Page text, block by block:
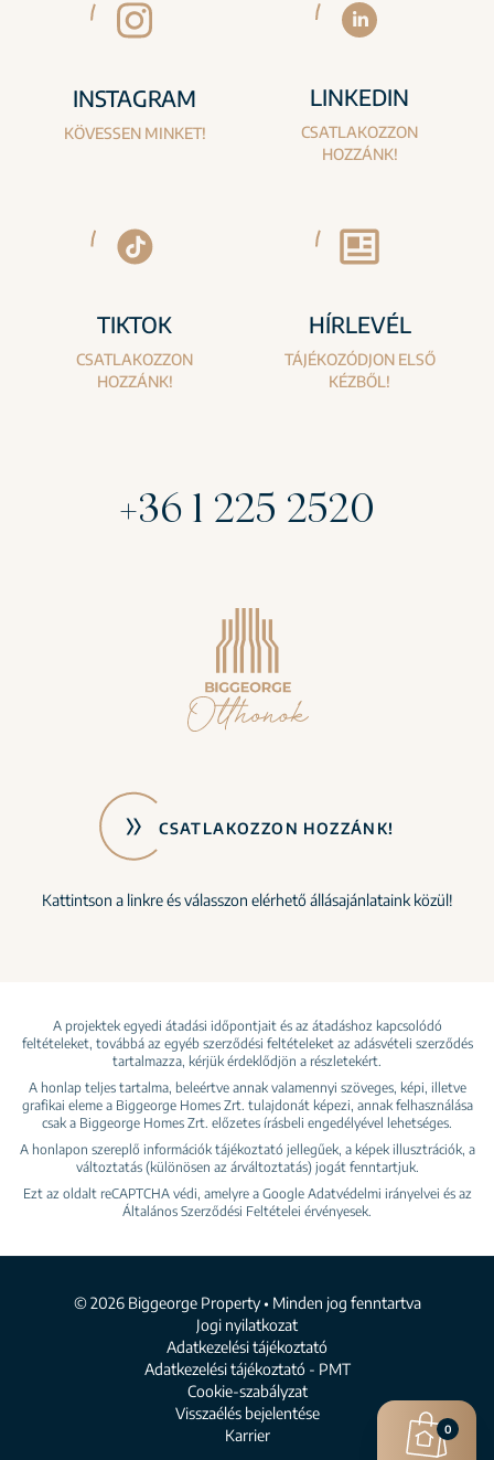
INSTAGRAM
KÖVESSEN MINKET!
LINKEDIN
CSATLAKOZZON
HOZZÁNK!
TIKTOK
CSATLAKOZZON
HOZZÁNK!
HÍRLEVÉL
TÁJÉKOZÓDJON ELSŐ
KÉZBŐL!
+36 1 225 2520
CSATLAKOZZON HOZZÁNK!
Kattintson a linkre és válasszon elérhető állásajánlataink közül!
A projektek egyedi átadási időpontjait és az átadáshoz kapcsolódó
feltételeket, továbbá az egyéb szerződési feltételeket az adásvételi szerződés
tartalmazza, kérjük érdeklődjön a részletekért.
A honlap teljes tartalma, beleértve annak valamennyi szöveges, képi, illetve
grafikai eleme a Biggeorge Homes Zrt. tulajdonát képezi, annak felhasználása
csak a Biggeorge Homes Zrt. előzetes írásbeli engedélyével lehetséges.
A honlapon szereplő információk tájékoztató jellegűek, a képek illusztrációk, a
változtatás (különösen az árváltoztatás) jogát fenntartjuk.
Ezt az oldalt reCAPTCHA védi, amelyre a Google Adatvédelmi irányelvei és az
Általános Szerződési Feltételei érvényesek.
© 2026 Biggeorge Property • Minden jog fenntartva
Jogi nyilatkozat
Adatkezelési tájékoztató
Adatkezelési tájékoztató - PMT
Cookie-szabályzat
Visszaélés bejelentése
Karrier
0